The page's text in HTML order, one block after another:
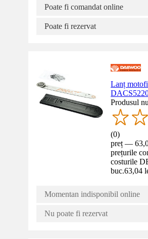
Poate fi comandat online
Poate fi rezervat
Lanț
Produsul
(0)
preț —
prețurile
costurile
buc.63,04
Momentan indisponibil online
Nu poate fi rezervat